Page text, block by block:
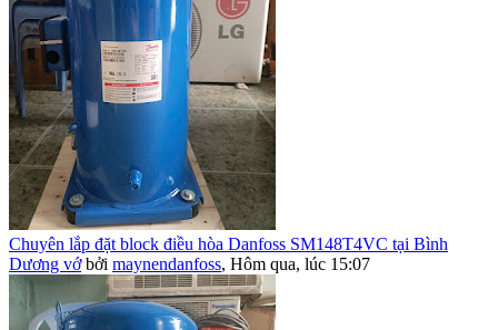
Chuyên lắp đặt block điều hòa Danfoss SM148T4VC tại Bình
Dương vớ bởi maynendanfoss, Hôm qua, lúc 15:07